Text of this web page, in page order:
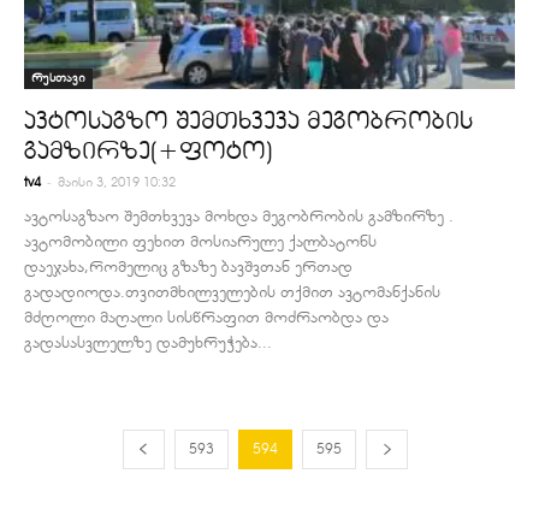
რუსთავი
ავტოსაგზო შემთხვევა მეგობრობის
გამზირზე(+ფოტო)
tv4 - მაისი 3, 2019 10:32
ავტოსაგზაო შემთხვევა მოხდა მეგობრობის გამზირზე .
ავტომობილი ფეხით მოსიარულე ქალბატონს
დაეჯახა,რომელიც გზაზე ბავშვთან ერთად
გადადიოდა.თვითმხილველების თქმით ავტომანქანის
მძღოლი მაღალი სისწრაფით მოძრაობდა და
გადასასვლელზე დამუხრუჭება...
593 594 595